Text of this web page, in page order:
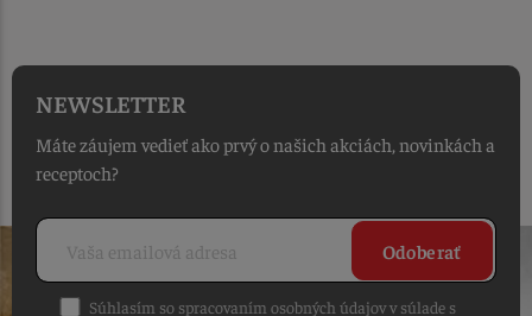
NEWSLETTER
Máte záujem vedieť ako prvý o našich akciách, novinkách a
receptoch?
Odoberať
Súhlasím so spracovaním osobných údajov v súlade s